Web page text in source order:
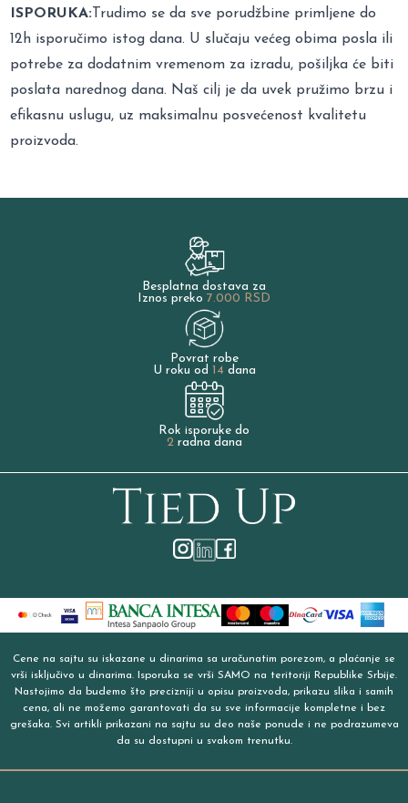
ISPORUKA:Trudimo se da sve porudžbine primljene do
12h isporučimo istog dana. U slučaju većeg obima posla ili
potrebe za dodatnim vremenom za izradu, pošiljka će biti
poslata narednog dana. Naš cilj je da uvek pružimo brzu i
efikasnu uslugu, uz maksimalnu posvećenost kvalitetu
proizvoda.
Besplatna dostava za
Iznos preko 7.000 RSD
Povrat robe
U roku od 14dana
Rok isporuke do
2radna dana
Cene na sajtu su iskazane u dinarima sa uračunatim porezom, a plaćanje se
vrši isključivo u dinarima. Isporuka se vrši SAMO na teritoriji Republike Srbije.
Nastojimo da budemo što precizniji u opisu proizvoda, prikazu slika i samih
cena, ali ne možemo garantovati da su sve informacije kompletne i bez
grešaka. Svi artikli prikazani na sajtu su deo naše ponude i ne podrazumeva
da su dostupni u svakom trenutku.